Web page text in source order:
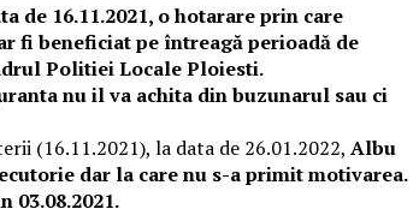
de 16.11.2021, o hotarare prin care
fi beneficiat pe întreagă perioadă de
Politiei Locale Ploiesti.
nu il va achita din buzunarul sau ci
(16.11.2021), la data de 26.01.2022, Albu
dar la care nu s-a primit motivarea.
03.08.2021.